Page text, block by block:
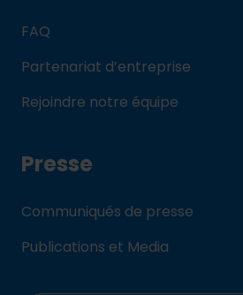
FAQ
Partenariat d’entreprise
Rejoindre notre équipe
Presse
Communiqués de presse
Publications et Media